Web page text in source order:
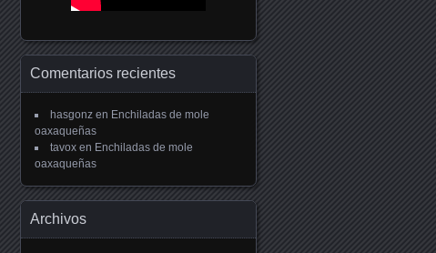
Comentarios recientes
hasgonz en Enchiladas de mole
oaxaqueñas
tavox en Enchiladas de mole
oaxaqueñas
Archivos